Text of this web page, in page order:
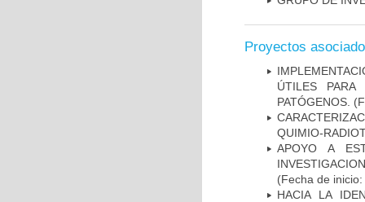
Proyectos
ÚTILES
PATÓGENOS.
QUIMIO-
APOYO A
(Fecha de
HACIA LA